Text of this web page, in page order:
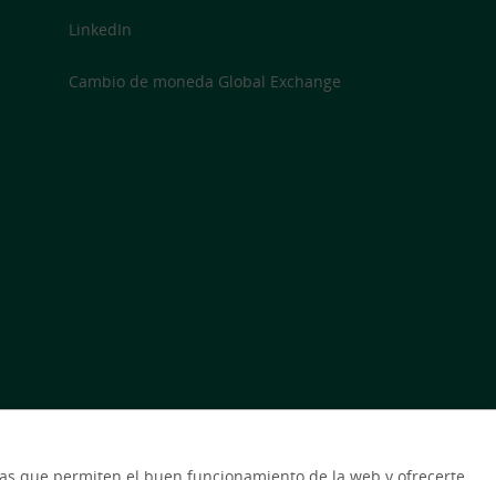
LinkedIn
Cambio de moneda Global Exchange